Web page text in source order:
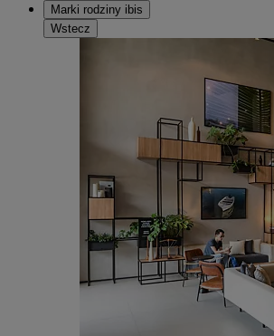
Marki rodziny ibis
Wstecz